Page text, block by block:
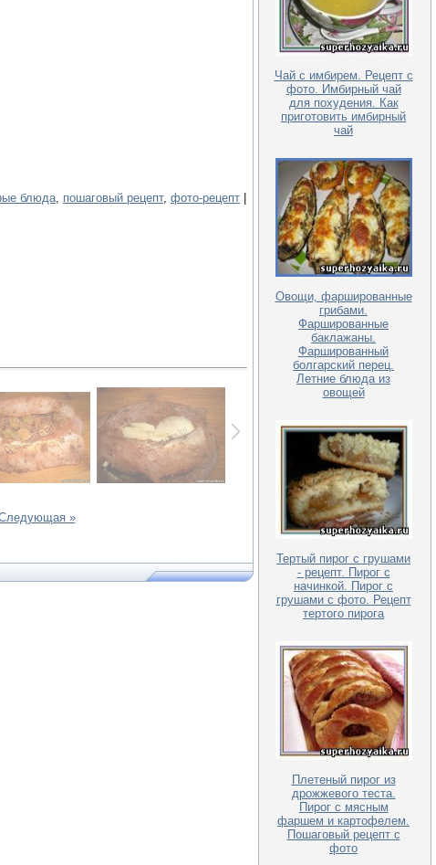
блюда, пошаговый рецепт, фото-рецепт
»
Чай с имбирем. Рецепт с
фото. Имбирный чай
для похудения. Как
приготовить имбирный
чай
Овощи, фаршированные
грибами.
Фаршированные
баклажаны.
Фаршированный
болгарский перец.
Летние блюда из
овощей
Тертый пирог с грушами
- рецепт. Пирог с
начинкой. Пирог с
грушами с фото. Рецепт
тертого пирога
Плетеный пирог из
дрожжевого теста.
Пирог с мясным
фаршем и картофелем.
Пошаговый рецепт с
фото